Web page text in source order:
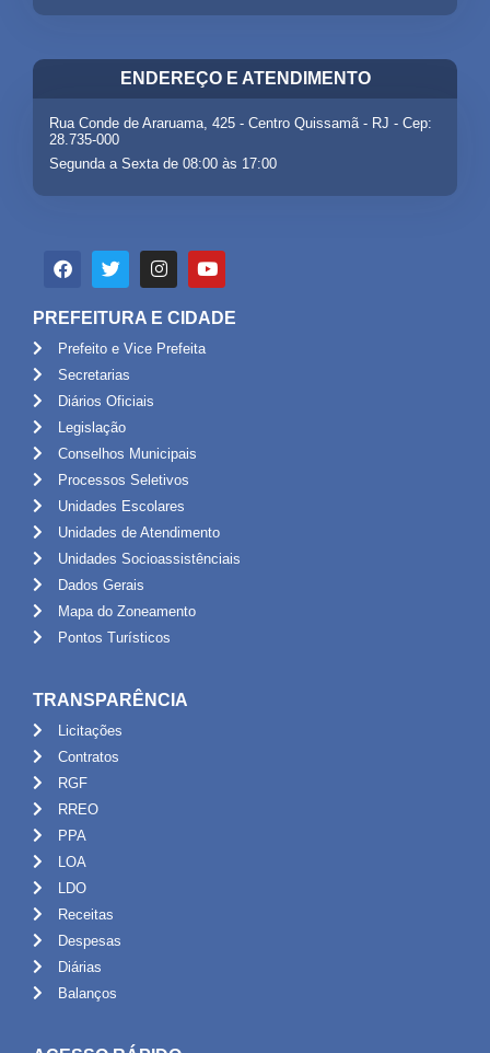
ENDEREÇO E ATENDIMENTO
Rua Conde de Araruama, 425 - Centro Quissamã - RJ - Cep:
28.735-000
Segunda a Sexta de 08:00 às 17:00
PREFEITURA E CIDADE
Prefeito e Vice Prefeita
Secretarias
Diários Oficiais
Legislação
Conselhos Municipais
Processos Seletivos
Unidades Escolares
Unidades de Atendimento
Unidades Socioassistênciais
Dados Gerais
Mapa do Zoneamento
Pontos Turísticos
TRANSPARÊNCIA
Licitações
Contratos
RGF
RREO
PPA
LOA
LDO
Receitas
Despesas
Diárias
Balanços